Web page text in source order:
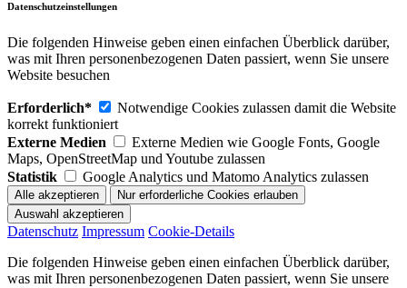
Datenschutzeinstellungen
Die folgenden Hinweise geben einen einfachen Überblick darüber,
was mit Ihren personenbezogenen Daten passiert, wenn Sie unsere
Website besuchen
Erforderlich*
Notwendige Cookies zulassen damit die Website
korrekt funktioniert
Externe Medien
Externe Medien wie Google Fonts, Google
Maps, OpenStreetMap und Youtube zulassen
Statistik
Google Analytics und Matomo Analytics zulassen
Datenschutz Impressum Cookie-Details
Die folgenden Hinweise geben einen einfachen Überblick darüber,
was mit Ihren personenbezogenen Daten passiert, wenn Sie unsere